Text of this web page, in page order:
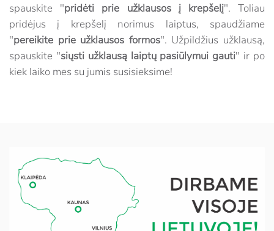
spauskite "pridėti prie užklausos į krepšelį". Toliau
pridėjus į krepšelį norimus laiptus, spaudžiame
"pereikite prie užklausos formos". Užpildžius užklausą,
spauskite "siųsti užklausą laiptų pasiūlymui gauti" ir po
kiek laiko mes su jumis susisieksime!